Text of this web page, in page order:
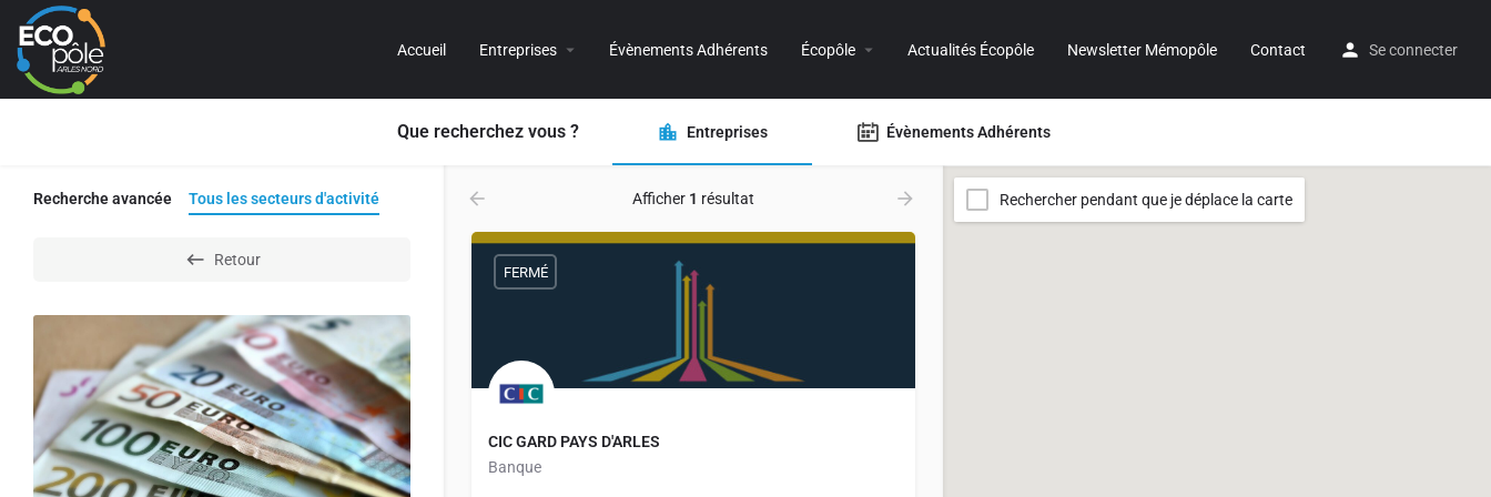
Accueil Entreprises Évènements Adhérents Écopôle Actualités Écopôle Newsletter Mémopôle Contact Se connecter
Que recherchez vous ? Entreprises Évènements Adhérents
Recherche avancée Tous les secteurs d'activité
Retour
Afficher 1 résultat
CIC GARD PAYS D'ARLES
Banque
FERMÉ
Rechercher pendant que je déplace la carte